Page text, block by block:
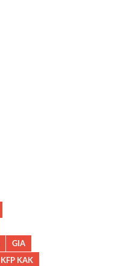
GIA
KFP KAK